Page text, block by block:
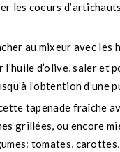
les coeurs
au mixeur avec les
l’huile d’olive, saler et
l’obtention d’une
tapenade fraîche
grillées, ou encore
tomates, carottes,